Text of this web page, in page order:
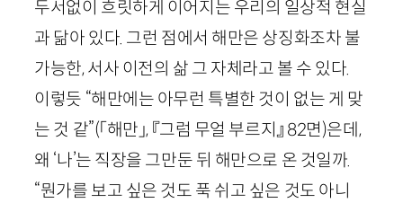
두서없이 흐릿하게 이어지는 우리의 일상적 현실
과 닮아 있다. 그런 점에서 해만은 상징화조차 불
가능한, 서사 이전의 삶 그 자체라고 볼 수 있다.
이렇듯 “해만에는 아무런 특별한 것이 없는 게 맞
는 것 같”(「해만」, 『그럼 무얼 부르지』 82면)은데,
왜 ‘나’는 직장을 그만둔 뒤 해만으로 온 것일까.
“뭔가를 보고 싶은 것도 푹 쉬고 싶은 것도 아니